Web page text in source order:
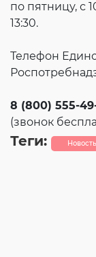
по пятницу, с
13:30.
Телефон
8 (800) 555-
(звонок
Теги: Новость